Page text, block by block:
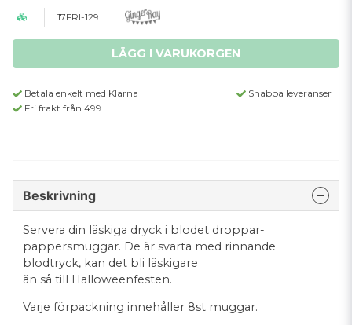
17FRI-129
LÄGG I VARUKORGEN
Betala enkelt med Klarna
Snabba leveranser
Fri frakt från 499
Beskrivning
Servera din läskiga dryck i blodet droppar-
pappersmuggar. De är svarta med rinnande
blodtryck, kan det bli läskigare
än så till Halloweenfesten.
Varje förpackning innehåller 8st muggar.